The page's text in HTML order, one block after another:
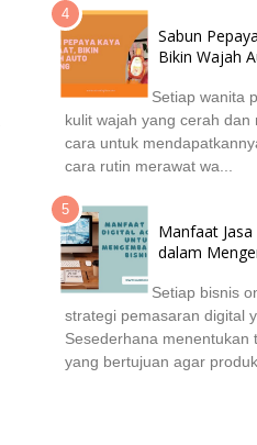
Sabun
Bikin Wajah
Setiap wanita
kulit wajah yang cerah dan
cara untuk
cara rutin merawat wa...
Manfaat
dalam
Setiap bisnis
strategi pemasaran digital
Sesederhana menentukan
yang bertujuan agar